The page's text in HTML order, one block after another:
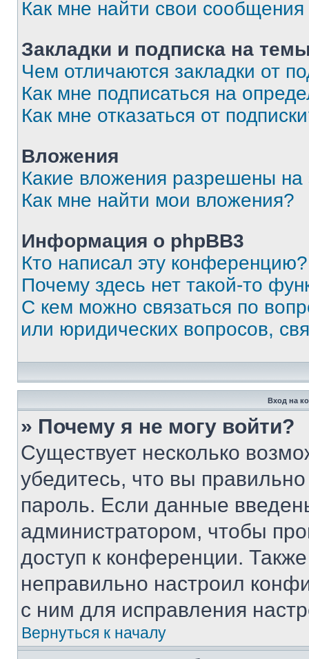
Как мне найти свои
Закладки и подписка на
Чем отличаются закладки от
Как мне подписаться на
Как мне отказаться от
Вложения
Какие вложения разрешены
Как мне найти мои вложения?
Информация о phpBB3
Кто написал эту конференцию?
Почему здесь нет такой-то
С кем можно связаться по
или юридических вопросов,
Вход на
» Почему я не могу войти?
Существует несколько
убедитесь, что вы
пароль. Если данные
администратором, чтобы
доступ к конференции.
неправильно настроил
с ним для исправления
Вернуться к началу